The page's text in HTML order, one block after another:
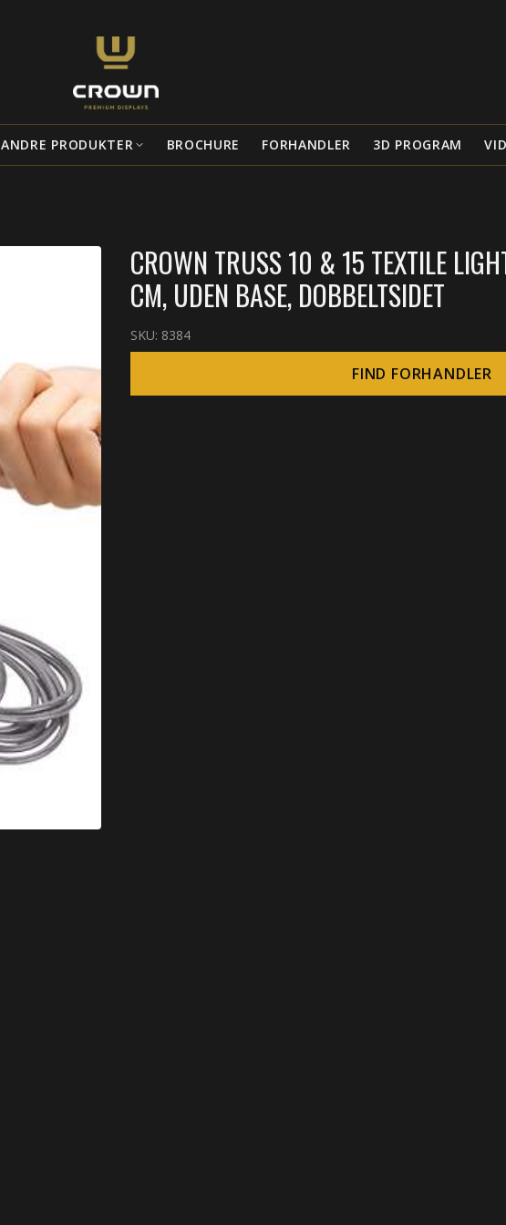
ANDRE PRODUKTER BROCHURE FORHANDLER 3D PROGRAM
CROWN TRUSS 10 & 15 TEXTILE
CM, UDEN BASE, DOBBELTSIDET
SKU: 8384
FIND FORHANDLER